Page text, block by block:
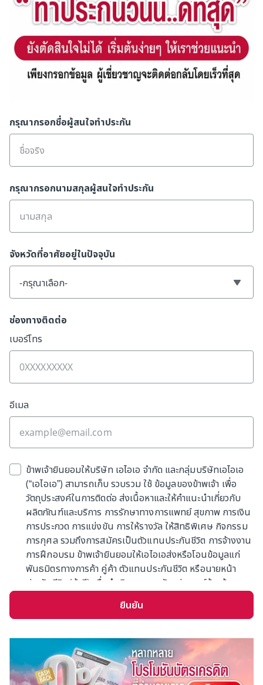
กรุณากรอกชื่อผู้สนใจทำประกัน
กรุณากรอกนามสกุลผู้สนใจทำประกัน
จังหวัดที่อาศัยอยู่ในปัจจุบัน
-กรุณาเลือก-
ช่องทางติดต่อ
เบอร์โทร
อีเมล
ข้าพเจ้ายินยอมให้บริษัท เอไอเอ จำกัด และกลุ่มบริษัทเอไอเอ
(“เอไอเอ”) สามารถเก็บ รวบรวม ใช้ ข้อมูลของข้าพเจ้า เพื่อ
วัตถุประสงค์ในการติดต่อ ส่งเนื้อหาและให้คำแนะนำเกี่ยวกับ
ผลิตภัณฑ์และบริการ การรักษาทางการแพทย์ สุขภาพ การเงิน
การประกวด การแข่งขัน การให้รางวัล ให้สิทธิพิเศษ กิจกรรม
การกุศล รวมถึงการสมัครเป็นตัวแทนประกันชีวิต การจ้างงาน
การฝึกอบรม ข้าพเจ้ายินยอมให้เอไอเอส่งหรือโอนข้อมูลแก่
พันธมิตรทางการค้า คู่ค้า ตัวแทนประกันชีวิต หรือนายหน้า
ประกันชีวิต (ถ้ามี) เพื่อดำเนินการตามวัตถุประสงค์ข้างต้น
ความตามกฎหมาย การให้ความยินยอมครั้งนี้มีผลแทนที่การ
ทั้งนี้ เอไอเออาจเก็บข้อมูลของท่านเพิ่มเติมภายหลังเพื่อใช้ตาม
วัตถุประสงค์ข้างต้น ท่านสามารถศึกษานโยบายข้อมูลส่วน
บุคคลได้ที่เว็บไซต์ของเอไอเอตามลิ้งค์ดังต่อไปนี้
ยืนยัน